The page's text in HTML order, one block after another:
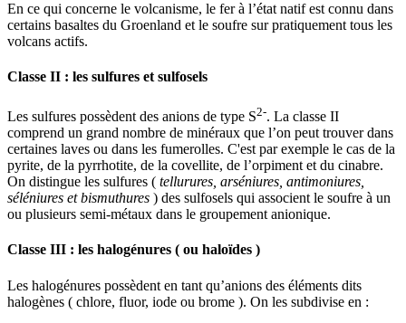
En ce qui concerne le volcanisme, le fer à l’état natif est connu dans
certains basaltes du Groenland et le soufre sur pratiquement tous les
volcans actifs.
Classe II : les sulfures et sulfosels
Les sulfures possèdent des anions de type S2-. La classe II
comprend un grand nombre de minéraux que l’on peut trouver dans
certaines laves ou dans les fumerolles. C'est par exemple le cas de la
pyrite, de la pyrrhotite, de la covellite, de l’orpiment et du cinabre.
On distingue les sulfures ( tellurures, arséniures, antimoniures,
séléniures et bismuthures ) des sulfosels qui associent le soufre à un
ou plusieurs semi-métaux dans le groupement anionique.
Classe III : les halogénures ( ou haloïdes )
Les halogénures possèdent en tant qu’anions des éléments dits
halogènes ( chlore, fluor, iode ou brome ). On les subdivise en :